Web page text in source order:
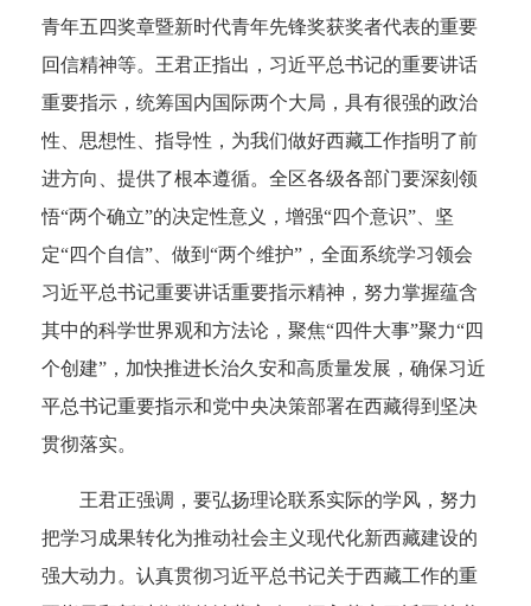
青年五四奖章暨新时代青年先锋奖获奖者代表的重要
回信精神等。王君正指出，习近平总书记的重要讲话
重要指示，统筹国内国际两个大局，具有很强的政治
性、思想性、指导性，为我们做好西藏工作指明了前
进方向、提供了根本遵循。全区各级各部门要深刻领
悟“两个确立”的决定性意义，增强“四个意识”、坚
定“四个自信”、做到“两个维护”，全面系统学习领会
习近平总书记重要讲话重要指示精神，努力掌握蕴含
其中的科学世界观和方法论，聚焦“四件大事”聚力“四
个创建”，加快推进长治久安和高质量发展，确保习近
平总书记重要指示和党中央决策部署在西藏得到坚决
贯彻落实。
王君正强调，要弘扬理论联系实际的学风，努力
把学习成果转化为推动社会主义现代化新西藏建设的
强大动力。认真贯彻习近平总书记关于西藏工作的重